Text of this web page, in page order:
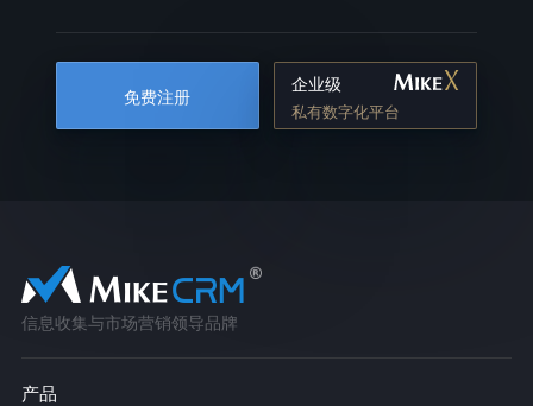
免费注册
企业级
私有数字化平台
信息收集与市场营销领导品牌
产品